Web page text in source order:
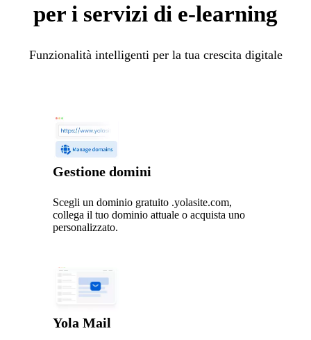
per i servizi di e-learning
Funzionalità intelligenti per la tua crescita digitale
Gestione domini
Scegli un dominio gratuito .yolasite.com,
collega il tuo dominio attuale o acquista uno
personalizzato.
Yola Mail